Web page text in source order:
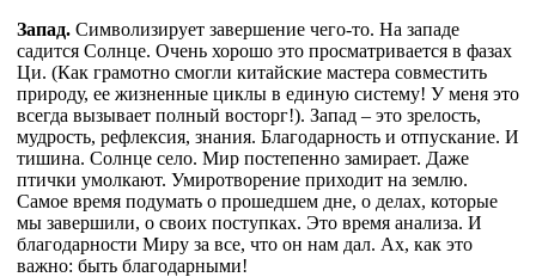
Запад. Символизирует завершение чего-то. На западе
садится Солнце. Очень хорошо это просматривается в фазах
Ци. (Как грамотно смогли китайские мастера совместить
природу, ее жизненные циклы в единую систему! У меня это
всегда вызывает полный восторг!). Запад – это зрелость,
мудрость, рефлексия, знания. Благодарность и отпускание. И
тишина. Солнце село. Мир постепенно замирает. Даже
птички умолкают. Умиротворение приходит на землю.
Самое время подумать о прошедшем дне, о делах, которые
мы завершили, о своих поступках. Это время анализа. И
благодарности Миру за все, что он нам дал. Ах, как это
важно: быть благодарными!